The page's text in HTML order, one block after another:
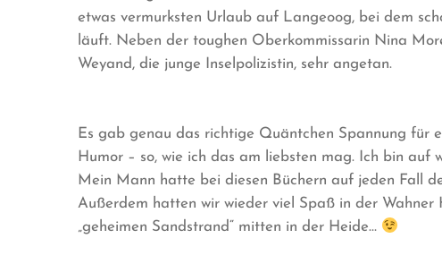
etwas vermurksten Urlaub auf Langeoog, bei dem
läuft. Neben der toughen Oberkommissarin Nina
Weyand, die junge Inselpolizistin, sehr angetan.
Es gab genau das richtige Quäntchen Spannung für
Humor – so, wie ich das am liebsten mag. Ich bin
Mein Mann hatte bei diesen Büchern auf jeden Fall
Außerdem hatten wir wieder viel Spaß in der Wahner
„geheimen Sandstrand“ mitten in der Heide…